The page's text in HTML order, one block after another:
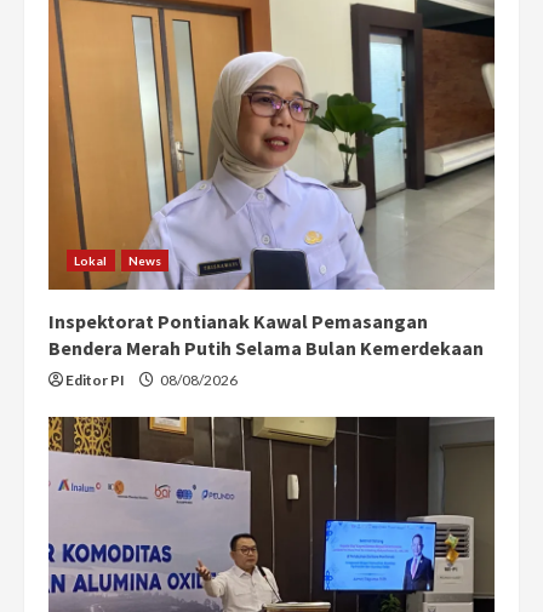
Lokal News
Inspektorat Pontianak Kawal Pemasangan
Bendera Merah Putih Selama Bulan Kemerdekaan
Editor PI 08/08/2026